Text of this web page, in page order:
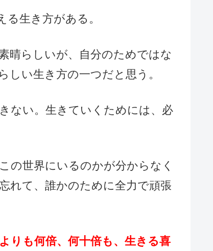
生き方がある。
晴らしいが、自分のためではな
しい生き方の一つだと思う。
ない。生きていくためには、必
の世界にいるのかが分からなく
れて、誰かのために全力で頑張
りも何倍、何十倍も、生きる喜